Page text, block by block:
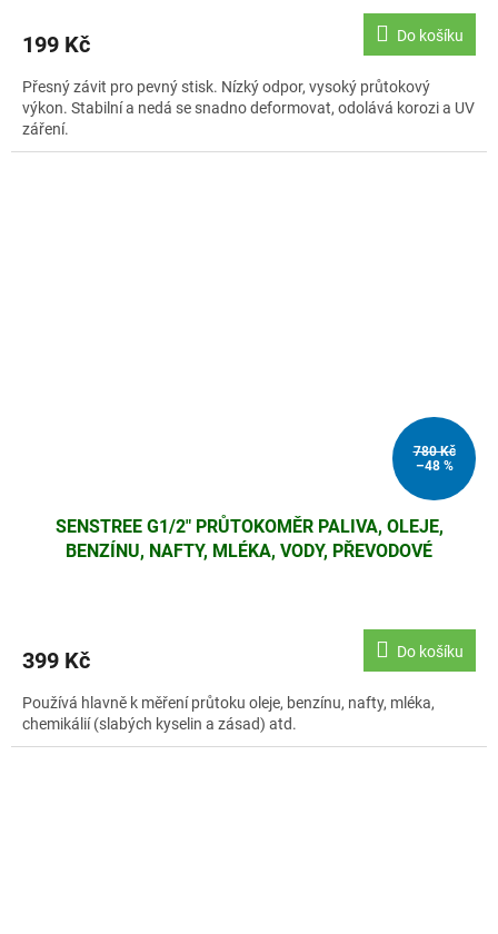
199 Kč Do košíku
Přesný závit pro pevný stisk. Nízký odpor, vysoký průtokový
výkon. Stabilní a nedá se snadno deformovat, odolává korozi a UV
záření.
780 Kč
–48 %
SENSTREE G1/2" PRŮTOKOMĚR PALIVA, OLEJE,
BENZÍNU, NAFTY, MLÉKA, VODY, PŘEVODOVÉ
399 Kč Do košíku
Používá hlavně k měření průtoku oleje, benzínu, nafty, mléka,
chemikálií (slabých kyselin a zásad) atd.